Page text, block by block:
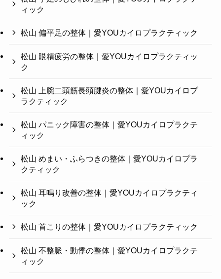
ィック
松山 偏平足の整体｜愛YOUカイロプラクティック
松山 眼精疲労の整体｜愛YOUカイロプラクティッ
ク
松山 上腕二頭筋長頭腱炎の整体｜愛YOUカイロプ
ラクティック
松山 パニック障害の整体｜愛YOUカイロプラクテ
ィック
松山 めまい・ふらつきの整体｜愛YOUカイロプラ
クティック
松山 耳鳴り改善の整体｜愛YOUカイロプラクティ
ック
松山 首こりの整体｜愛YOUカイロプラクティック
松山 不整脈・動悸の整体｜愛YOUカイロプラクテ
ィック